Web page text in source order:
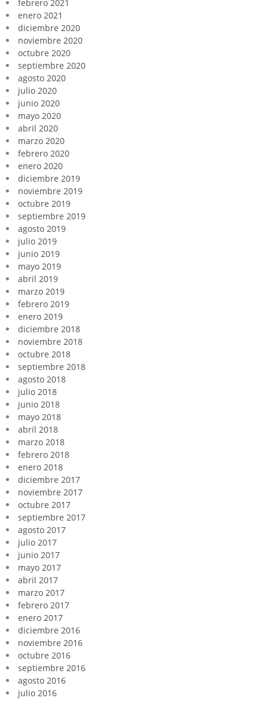
febrero 2021
enero 2021
diciembre 2020
noviembre 2020
octubre 2020
septiembre 2020
agosto 2020
julio 2020
junio 2020
mayo 2020
abril 2020
marzo 2020
febrero 2020
enero 2020
diciembre 2019
noviembre 2019
octubre 2019
septiembre 2019
agosto 2019
julio 2019
junio 2019
mayo 2019
abril 2019
marzo 2019
febrero 2019
enero 2019
diciembre 2018
noviembre 2018
octubre 2018
septiembre 2018
agosto 2018
julio 2018
junio 2018
mayo 2018
abril 2018
marzo 2018
febrero 2018
enero 2018
diciembre 2017
noviembre 2017
octubre 2017
septiembre 2017
agosto 2017
julio 2017
junio 2017
mayo 2017
abril 2017
marzo 2017
febrero 2017
enero 2017
diciembre 2016
noviembre 2016
octubre 2016
septiembre 2016
agosto 2016
julio 2016